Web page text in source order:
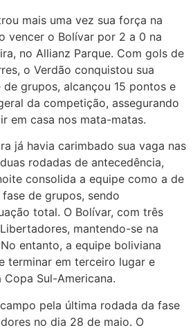
mais uma vez sua força na
vencer o Bolívar por 2 a 0 na
no Allianz Parque. Com gols de
o Verdão conquistou sua
grupos, alcançou 15 pontos e
da competição, assegurando
em casa nos mata-matas.
já havia carimbado sua vaga nas
rodadas de antecedência,
consolida a equipe como a de
de grupos, sendo
total. O Bolívar, com três
mantendo-se na
entanto, a equipe boliviana
terminar em terceiro lugar e
Sul-Americana.
pela última rodada da fase
no dia 28 de maio. O